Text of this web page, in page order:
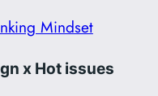
Mindset
x Hot issues